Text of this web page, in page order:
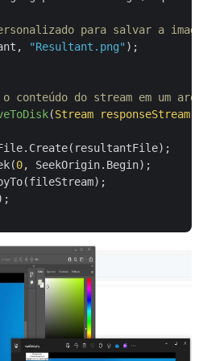
para salvar a
"Resultant.png" );
conteúdo do stream em um
(Stream
0, SeekOrigin.Begin);